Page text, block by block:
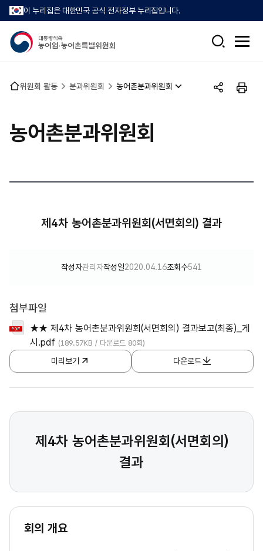
이 누리집은 대한민국 공식 전자정부 누리집입니다.
검
전
뉴
열
홈 위원회 활동 분과위원회 농어촌분과위원회
공
인
농어촌분과위원회
제4차 농어촌분과위원회(서면회의) 결과
작성자관리자작성일2020.04.16조회수541
첨부파일
★★ 제4차 농어촌분과위원회(서면회의) 결과보고(최종)_게
시.pdf (189.57KB / 다운로드 80회)
미리보기 다운로드
제4차 농어촌분과위원회(서면회의)
결과
회의 개요